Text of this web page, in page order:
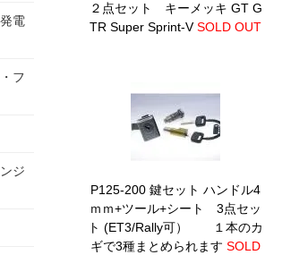
２点セット キーメッキ GT G
TR Super Sprint-VSOLD OUT
P125-200 鍵セット ハンドル4
ｍｍ+ツール+シート 3点セッ
ト (ET3/Rally可） １本のカ
ギで3種まとめられますSOLD
電
フ
ジ